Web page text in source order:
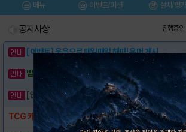
메뉴 이벤트/미션 설치/평가
공지사항 진행중
[이벤트] 웃음으로 매일매일 해피! 유머 게시..
밥알이의 헝앱통신 ⑲ “밥알이, 드디어 멀티를..
[안내] 헝그리앱 필수 상식! 밥알 획득 안내..
TCG 카드 소셜게임 마블:워 오브 히어로즈(..